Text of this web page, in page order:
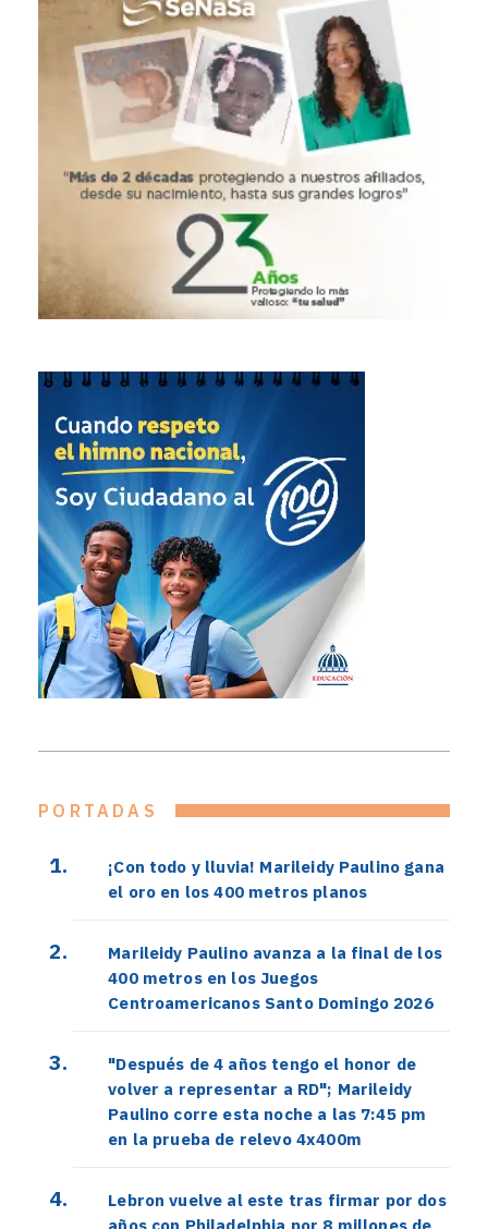
PORTADAS
¡Con todo y lluvia! Marileidy Paulino gana
el oro en los 400 metros planos
Marileidy Paulino avanza a la final de los
400 metros en los Juegos
Centroamericanos Santo Domingo 2026
"Después de 4 años tengo el honor de
volver a representar a RD"; Marileidy
Paulino corre esta noche a las 7:45 pm
en la prueba de relevo 4x400m
Lebron vuelve al este tras firmar por dos